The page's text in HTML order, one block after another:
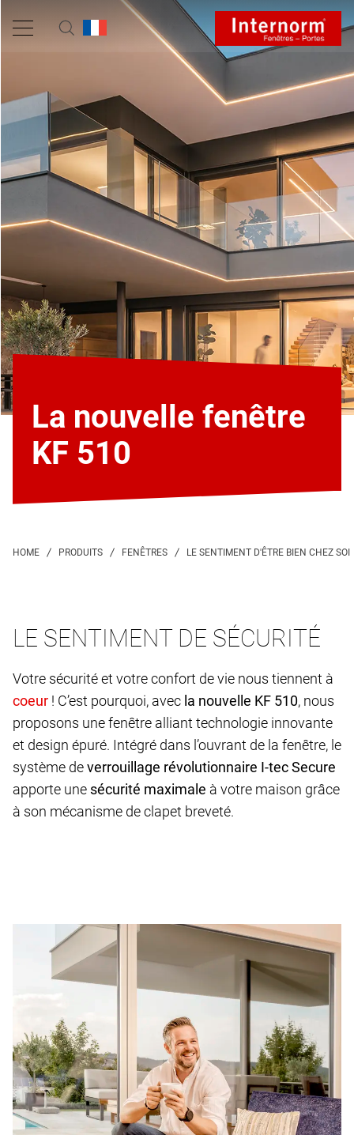
La nouvelle fenêtre
KF 510
LE SENTIMENT DE SÉCURITÉ
Votre sécurité et votre confort de vie nous tiennent à
coeur ! C’est pourquoi, avec la nouvelle KF 510, nous
proposons une fenêtre alliant technologie innovante
et design épuré. Intégré dans l’ouvrant de la fenêtre, le
système deverrouillage révolutionnaire I-tec Secure
apporte une sécurité maximale à votre maison grâce
à son mécanisme de clapet breveté.